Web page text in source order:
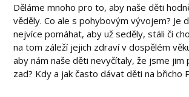
Děláme mnoho pro to, aby naše děti
věděly. Co ale s pohybovým vývojem? Je
nejvíce pomáhat, aby už seděly, stáli či
na tom záleží jejich zdraví v dospělém
aby nám naše děti nevyčítaly, že jsme jim
zad? Kdy a jak často dávat děti na břicho